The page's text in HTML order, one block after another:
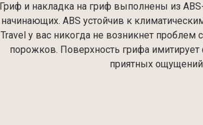
Гриф и накладка на гриф выполнены из
начинающих. ABS устойчив к
Travel у вас никогда не возникнет
порожков. Поверхность грифа имитирует
приятных